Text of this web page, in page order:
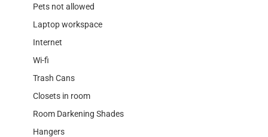
Pets not allowed
Laptop workspace
Internet
Wi-fi
Trash Cans
Closets in room
Room Darkening Shades
Hangers